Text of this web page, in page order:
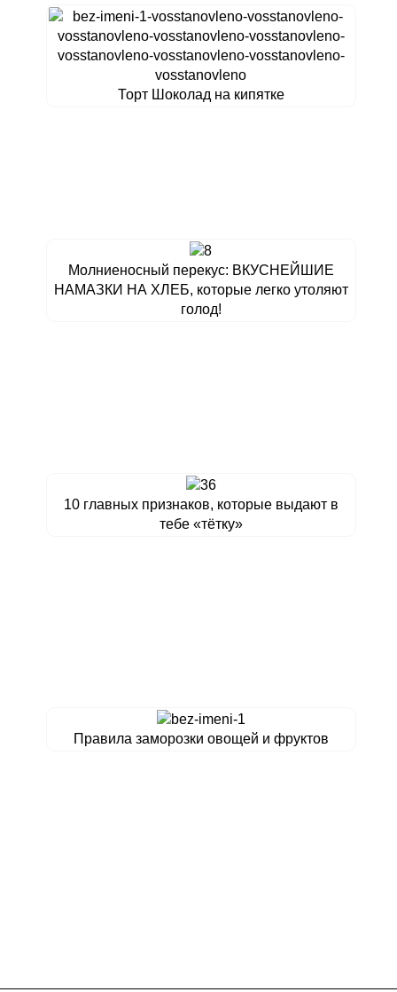
Торт Шоколад на кипятке
Молниеносный перекус: ВКУСНЕЙШИЕ
НАМАЗКИ НА ХЛЕБ, которые легко утоляют
голод!
10 главных признаков, которые выдают в
тебе «тётку»
Правила заморозки овощей и фруктов